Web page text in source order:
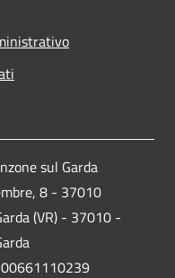
sul Garda
8 - 37010
(VR) - 37010 -
00661110239